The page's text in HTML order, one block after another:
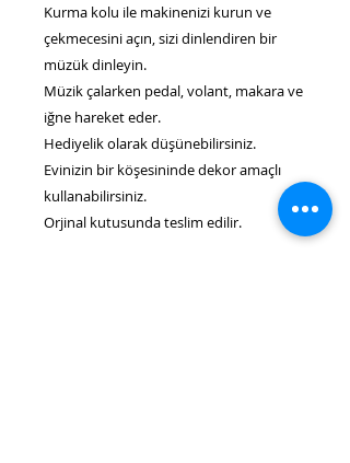
Kurma kolu ile makinenizi kurun ve
çekmecesini açın, sizi dinlendiren bir
müzük dinleyin.
Müzik çalarken pedal, volant, makara ve
iğne hareket eder.
Hediyelik olarak düşünebilirsiniz.
Evinizin bir köşesininde dekor amaçlı
kullanabilirsiniz.
Orjinal kutusunda teslim edilir.